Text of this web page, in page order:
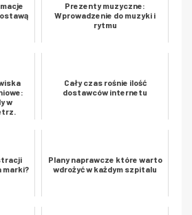
Prezenty muzyczne:
Wprowadzenie do muzyki i
rytmu
w
Cały czas rośnie ilość
dostawców internetu
marki?
Plany naprawcze które warto
wdrożyć w każdym szpitalu